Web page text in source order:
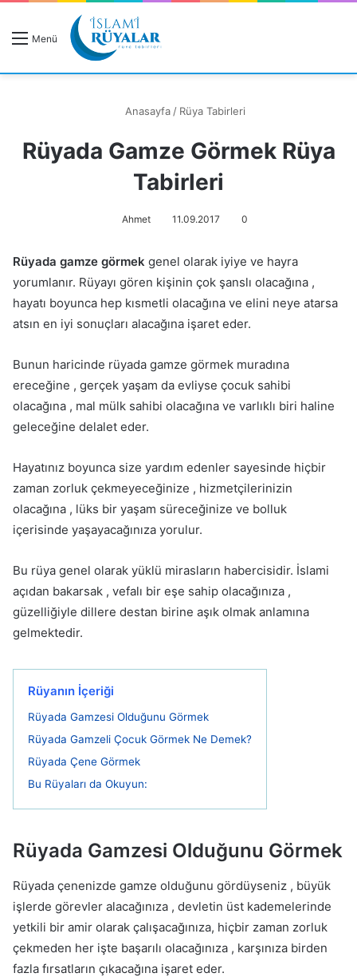
Menü
Anasayfa / Rüya Tabirleri
Rüyada Gamze Görmek Rüya
Tabirleri
Ahmet 11.09.2017 0
Rüyada gamze görmek genel olarak iyiye ve hayra
yorumlanır. Rüyayı gören kişinin çok şanslı olacağına ,
hayatı boyunca hep kısmetli olacağına ve elini neye atarsa
atsın en iyi sonuçları alacağına işaret eder.
Bunun haricinde rüyada gamze görmek muradına
ereceğine , gerçek yaşam da evliyse çocuk sahibi
olacağına , mal mülk sahibi olacağına ve varlıklı biri haline
geleceğine delalet eder.
Hayatınız boyunca size yardım edenler sayesinde hiçbir
zaman zorluk çekmeyeceğinize , hizmetçilerinizin
olacağına , lüks bir yaşam süreceğinize ve bolluk
içerisinde yaşayacağınıza yorulur.
Bu rüya genel olarak yüklü mirasların habercisidir. İslami
açıdan bakarsak , vefalı bir eşe sahip olacağınıza ,
güzelliğiyle dillere destan birine aşık olmak anlamına
gelmektedir.
Rüyanın İçeriği
Rüyada Gamzesi Olduğunu Görmek
Rüyada Gamzeli Çocuk Görmek Ne Demek?
Rüyada Çene Görmek
Bu Rüyaları da Okuyun:
Rüyada Gamzesi Olduğunu Görmek
Rüyada çenenizde gamze olduğunu gördüyseniz , büyük
işlerde görevler alacağınıza , devletin üst kademelerinde
yetkili bir amir olarak çalışacağınıza, hiçbir zaman zorluk
çekmeden her işte başarılı olacağınıza , karşınıza birden
fazla fırsatların çıkacağına işaret eder.
Rüyanızı Arayın